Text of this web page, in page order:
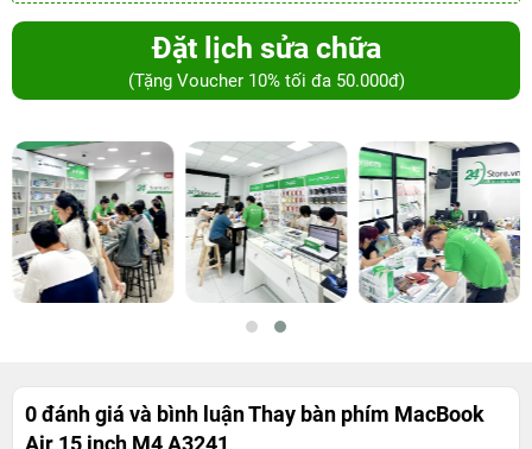
Đặt lịch sửa chữa
(Tặng Voucher 10% tối đa 50.000đ)
0 đánh giá và bình luậnThay bàn phím MacBook
Air 15 inch M4 A3241